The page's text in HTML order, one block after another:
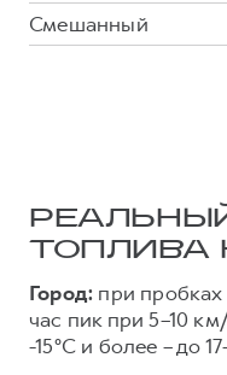
Смешанный
ТОПЛИВА
Город: при пробках
час пик при 5–10
-15°C и более – до